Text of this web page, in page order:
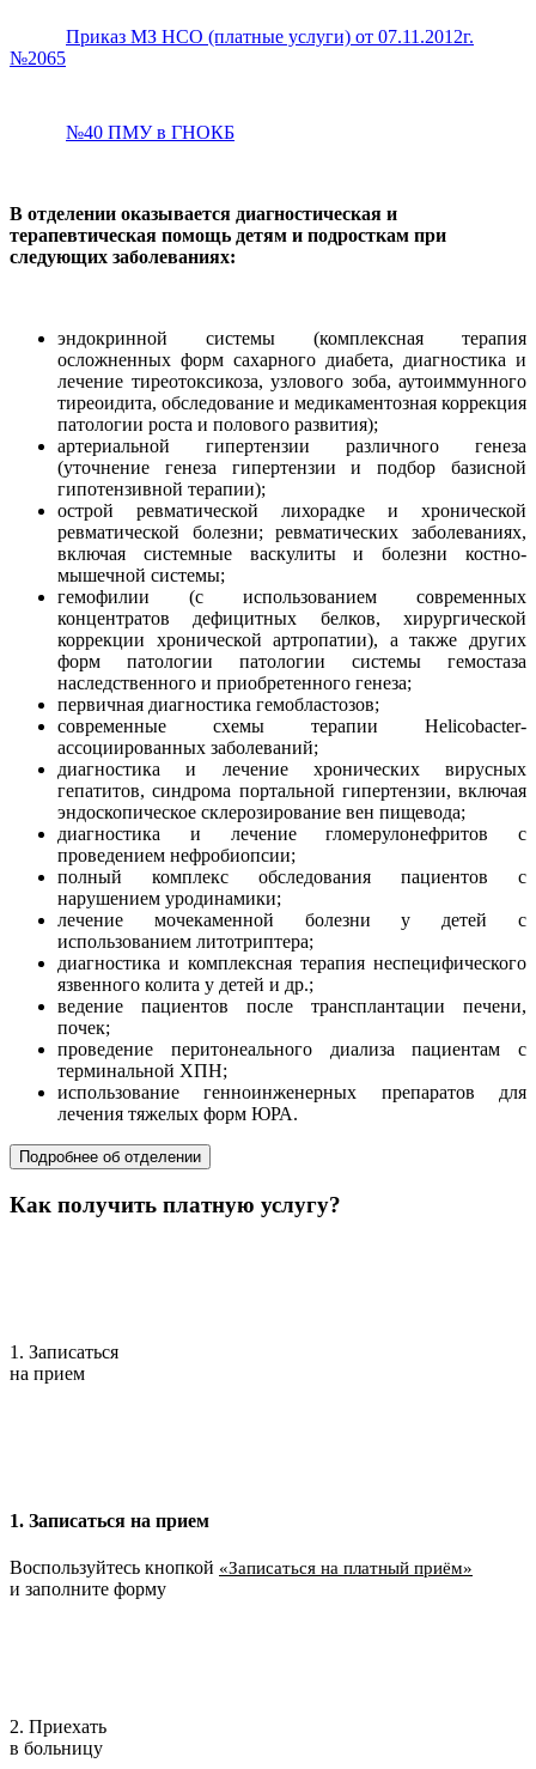
Приказ МЗ НСО (платные услуги) от 07.11.2012г.
№2065
№40 ПМУ в ГНОКБ
В отделении оказывается диагностическая и
терапевтическая помощь детям и подросткам при
следующих заболеваниях:
эндокринной системы (комплексная терапия
осложненных форм сахарного диабета, диагностика и
лечение тиреотоксикоза, узлового зоба, аутоиммунного
тиреоидита, обследование и медикаментозная коррекция
патологии роста и полового развития);
артериальной гипертензии различного генеза
(уточнение генеза гипертензии и подбор базисной
гипотензивной терапии);
острой ревматической лихорадке и хронической
ревматической болезни; ревматических заболеваниях,
включая системные васкулиты и болезни костно-
мышечной системы;
гемофилии (с использованием современных
концентратов дефицитных белков, хирургической
коррекции хронической артропатии), а также других
форм патологии патологии системы гемостаза
наследственного и приобретенного генеза;
первичная диагностика гемобластозов;
современные схемы терапии Helicobacter-
ассоциированных заболеваний;
диагностика и лечение хронических вирусных
гепатитов, синдрома портальной гипертензии, включая
эндоскопическое склерозирование вен пищевода;
диагностика и лечение гломерулонефритов с
проведением нефробиопсии;
полный комплекс обследования пациентов с
нарушением уродинамики;
лечение мочекаменной болезни у детей с
использованием литотриптера;
диагностика и комплексная терапия неспецифического
язвенного колита у детей и др.;
ведение пациентов после трансплантации печени,
почек;
проведение перитонеального диализа пациентам с
терминальной ХПН;
использование генноинженерных препаратов для
лечения тяжелых форм ЮРА.
Подробнее об отделении
Как получить платную услугу?
1. Записаться
на прием
1. Записаться на прием
Воспользуйтесь кнопкой «Записаться на платный приём»
и заполните форму
2. Приехать
в больницу